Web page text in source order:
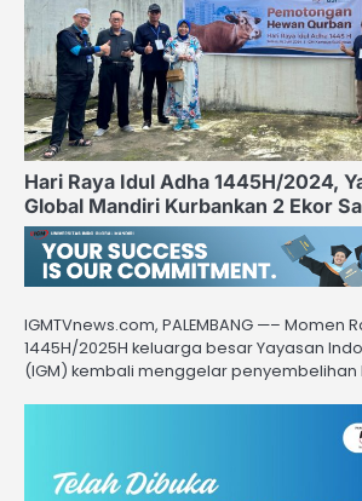
Hari Raya Idul Adha 1445H/2024,
Global Mandiri Kurbankan 2 Ekor
IGMTVnews.com, PALEMBANG —– Momen
1445H/2025H keluarga besar Yayasan
(IGM) kembali menggelar penyembelihan